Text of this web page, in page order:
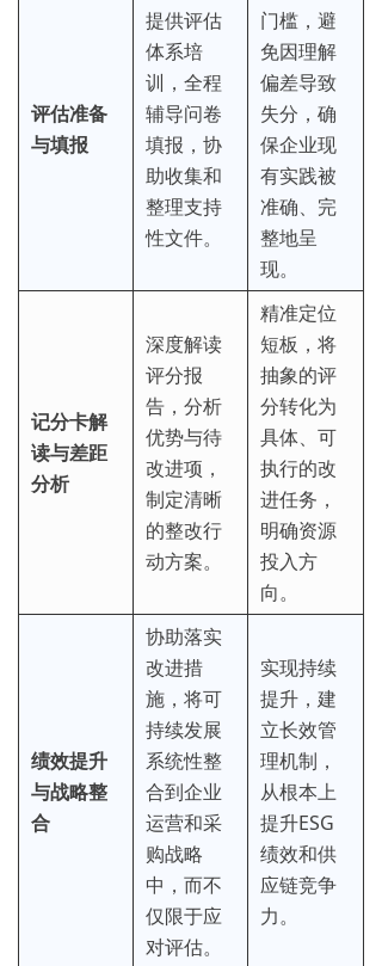
评估准备
与填报
提供评估
体系培
训，全程
辅导问卷
填报，协
助收集和
整理支持
性文件。
门槛，避
免因理解
偏差导致
失分，确
保企业现
有实践被
准确、完
整地呈
现。
记分卡解
读与差距
分析
深度解读
评分报
告，分析
优势与待
改进项，
制定清晰
的整改行
动方案。
精准定位
短板，将
抽象的评
分转化为
具体、可
执行的改
进任务，
明确资源
投入方
向。
绩效提升
与战略整
合
协助落实
改进措
施，将可
持续发展
系统性整
合到企业
运营和采
购战略
中，而不
仅限于应
对评估。
实现持续
提升，建
立长效管
理机制，
从根本上
提升ESG
绩效和供
应链竞争
力。